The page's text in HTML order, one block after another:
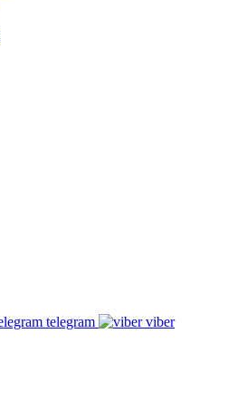
telegram viber